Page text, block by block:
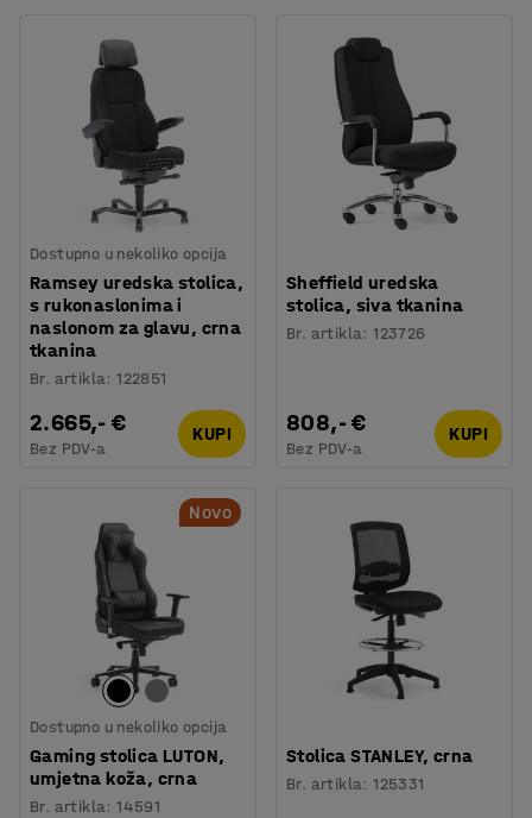
Dostupno u nekoliko opcija
Ramsey uredska stolica,
s rukonaslonima i
naslonom za glavu, crna
tkanina
Br. artikla:122851
2.665,- €
Bez PDV-a
KUPI
Sheffield uredska
stolica, siva tkanina
Br. artikla:123726
808,- €
Bez PDV-a
KUPI
Novo
Dostupno u nekoliko opcija
Gaming stolica LUTON,
umjetna koža, crna
Br. artikla:14591
Stolica STANLEY, crna
Br. artikla:125331